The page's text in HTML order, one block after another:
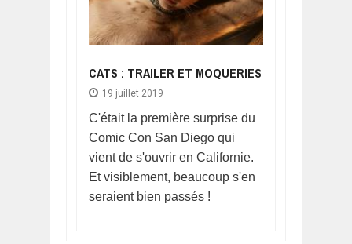
CATS : TRAILER ET MOQUERIES
19 juillet 2019
C'était la première surprise du
Comic Con San Diego qui
vient de s'ouvrir en Californie.
Et visiblement, beaucoup s'en
seraient bien passés !